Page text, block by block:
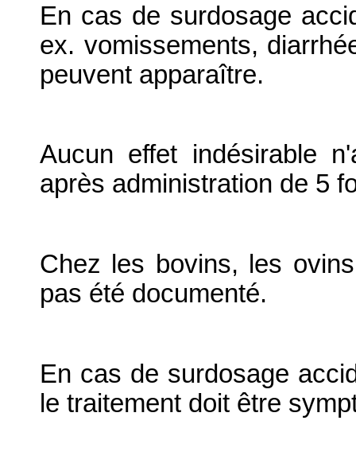
En cas de surdosage
ex. vomissements,
peuvent apparaître.
Aucun effet indésirable
après administration de 5
Chez les bovins, les
pas été documenté.
En cas de surdosage
le traitement doit être